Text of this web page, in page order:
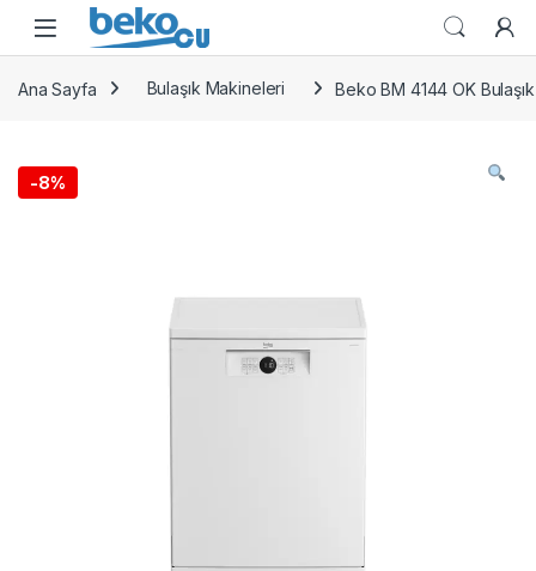
Skip to navigation
Skip to content
Ana Sayfa Bulaşık Makineleri Beko BM 4144 OK
-8%